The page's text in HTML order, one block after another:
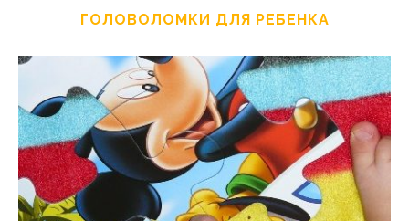
ГОЛОВОЛОМКИ ДЛЯ РЕБЕНКА